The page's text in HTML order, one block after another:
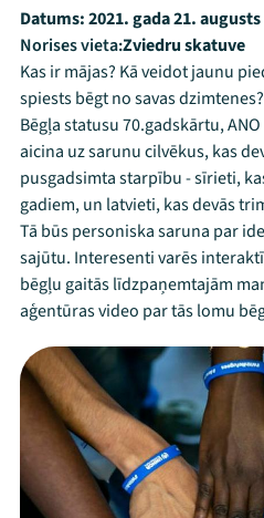
Datums:2021. gada 21. augusts
Norises vieta:Zviedru skatuve
Kas ir mājas? Kā veidot jaunu
spiests bēgt no savas
Bēgļa statusu 70.gadskārtu,
aicina uz sarunu cilvēkus, kas
pusgadsimta starpību - sīrieti,
gadiem, un latvieti, kas devās
Tā būs personiska saruna par
sajūtu. Interesenti varēs
bēgļu gaitās līdzpaņemtajām
aģentūras video par tās lomu